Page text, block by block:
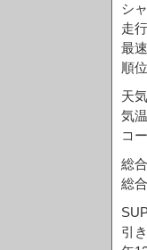
シ
走
最
順
天
気
コ
総
総
引